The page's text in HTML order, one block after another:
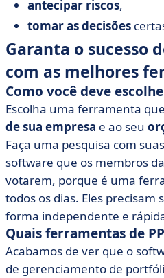
antecipar riscos,
tomar as decisões
Garanta o sucesso
com as melhores
Como você deve
Escolha uma ferramenta
de sua empresa e ao seu
Faça uma pesquisa com
software que os membros
votarem, porque é uma
todos os dias. Eles precisam
forma independente e
Quais ferramentas de
Acabamos de ver que o
de gerenciamento de